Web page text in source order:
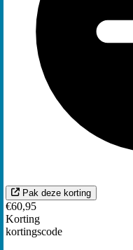
Pak deze korting
€60,95
Korting
kortingscode